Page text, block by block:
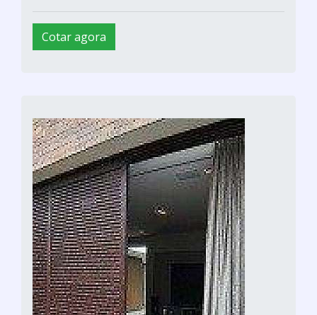
Cotar agora